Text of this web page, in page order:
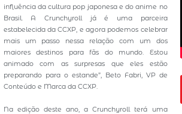
influência da cultura pop japonesa e do anime no
Brasil. A Crunchyroll já é uma parceira
estabelecida da CCXP, e agora podemos celebrar
mais um passo nessa relação com um dos
maiores destinos para fãs do mundo. Estou
animado com as surpresas que eles estão
preparando para o estande”, Beto Fabri, VP de
Conteúdo e Marca da CCXP.
Na edição deste ano, a Crunchyroll terá uma